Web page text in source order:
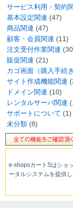
サービス利用・契約
基本設定関連 (47)
商品関連 (47)
顧客・会員関連 (11)
注文受付作業関連
販促関連 (21)
カゴ画面（購入手続
サイト作成機能関連
ドメイン関連 (10)
レンタルサーバ関連
サポートについて (1)
未分類(8)
e-shopsカートSはショ
ータルシステムを提供し